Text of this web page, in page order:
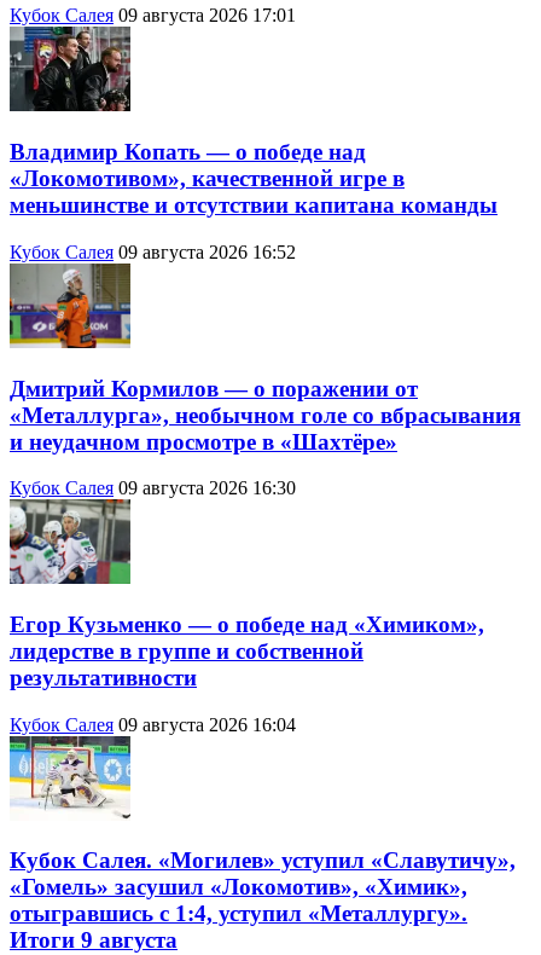
Кубок Салея 09 августа 2026 17:01
Владимир Копать — о победе над
«Локомотивом», качественной игре в
меньшинстве и отсутствии капитана команды
Кубок Салея 09 августа 2026 16:52
Дмитрий Кормилов — о поражении от
«Металлурга», необычном голе со вбрасывания
и неудачном просмотре в «Шахтёре»
Кубок Салея 09 августа 2026 16:30
Егор Кузьменко — о победе над «Химиком»,
лидерстве в группе и собственной
результативности
Кубок Салея 09 августа 2026 16:04
Кубок Салея. «Могилев» уступил «Славутичу»,
«Гомель» засушил «Локомотив», «Химик»,
отыгравшись с 1:4, уступил «Металлургу».
Итоги 9 августа